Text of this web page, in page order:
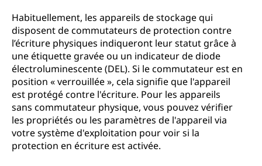
Habituellement, les appareils de stockage qui
disposent de commutateurs de protection contre
l’écriture physiques indiqueront leur statut grâce à
une étiquette gravée ou un indicateur de diode
électroluminescente (DEL). Si le commutateur est en
position « verrouillée », cela signifie que l'appareil
est protégé contre l'écriture. Pour les appareils
sans commutateur physique, vous pouvez vérifier
les propriétés ou les paramètres de l'appareil via
votre système d'exploitation pour voir si la
protection en écriture est activée.